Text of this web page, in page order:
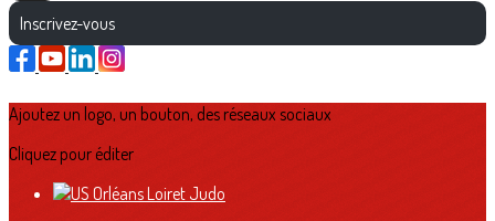
Inscrivez-vous
Ajoutez un logo, un bouton, des réseaux sociaux
Cliquez pour éditer